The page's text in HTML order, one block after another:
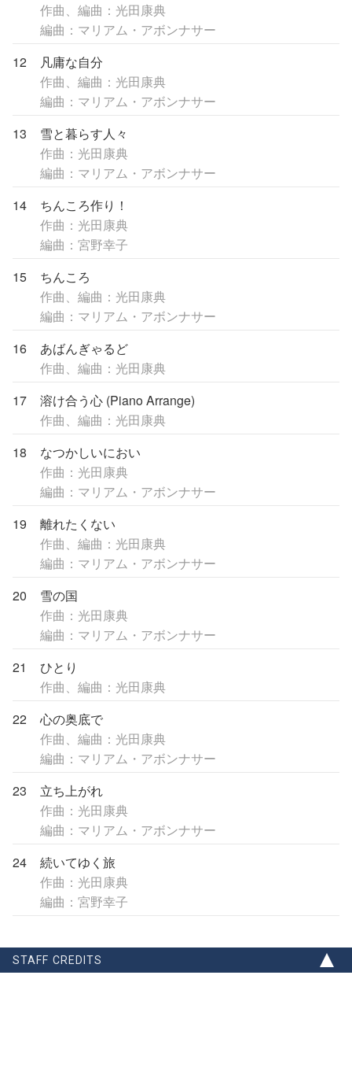
作曲、編曲：光田康典
編曲：マリアム・アボンナサー
12
凡庸な自分
作曲、編曲：光田康典
編曲：マリアム・アボンナサー
13
雪と暮らす人々
作曲：光田康典
編曲：マリアム・アボンナサー
14
ちんころ作り！
作曲：光田康典
編曲：宮野幸子
15
ちんころ
作曲、編曲：光田康典
編曲：マリアム・アボンナサー
16
あばんぎゃるど
作曲、編曲：光田康典
17
溶け合う心 (Piano Arrange)
作曲、編曲：光田康典
18
なつかしいにおい
作曲：光田康典
編曲：マリアム・アボンナサー
19
離れたくない
作曲、編曲：光田康典
編曲：マリアム・アボンナサー
20
雪の国
作曲：光田康典
編曲：マリアム・アボンナサー
21
ひとり
作曲、編曲：光田康典
22
心の奥底で
作曲、編曲：光田康典
編曲：マリアム・アボンナサー
23
立ち上がれ
作曲：光田康典
編曲：マリアム・アボンナサー
24
続いてゆく旅
作曲：光田康典
編曲：宮野幸子
STAFF CREDITS